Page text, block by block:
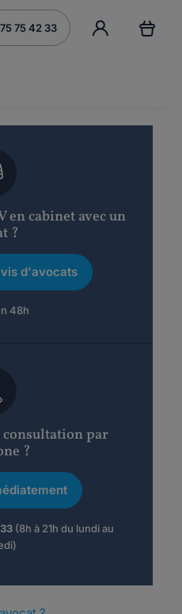
75 42 33
en cabinet avec un
?
d'avocats
48h
consultation par
?
(8h à 21h du lundi au